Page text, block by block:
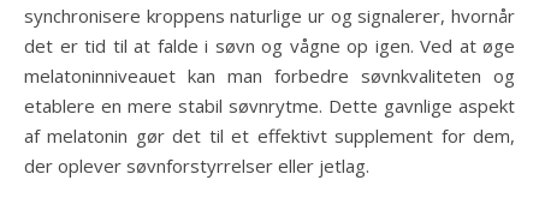
synchronisere kroppens naturlige ur og signalerer, hvornår
det er tid til at falde i søvn og vågne op igen. Ved at øge
melatoninniveauet kan man forbedre søvnkvaliteten og
etablere en mere stabil søvnrytme. Dette gavnlige aspekt
af melatonin gør det til et effektivt supplement for dem,
der oplever søvnforstyrrelser eller jetlag.